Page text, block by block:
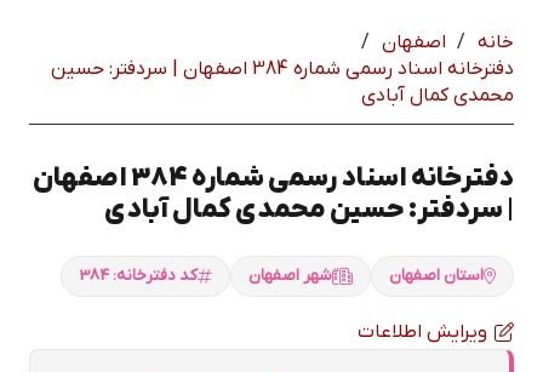
خانه / اصفهان /
دفترخانه اسناد رسمی شماره 384 اصفهان | سردفتر: حسين
محمدي كمال آبادي
دفترخانه اسناد رسمی شماره 384 اصفهان
| سردفتر: حسين محمدي كمال آبادي
استان اصفهان شهر اصفهان کد دفترخانه: 384
ویرایش اطلاعات